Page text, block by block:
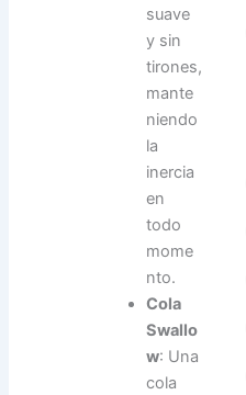
suave
y sin
tirones,
mante
niendo
la
inercia
en
todo
mome
nto.
Cola
Swallo
w: Una
cola